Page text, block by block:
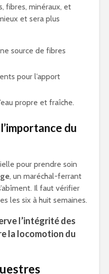
fibres, minéraux, et
et sera plus
source de fibres
pour l’apport
propre et fraîche.
du
pour prendre soin
, un maréchal-ferrant
Il faut vérifier
les six à huit semaines.
l’intégrité des
la locomotion du